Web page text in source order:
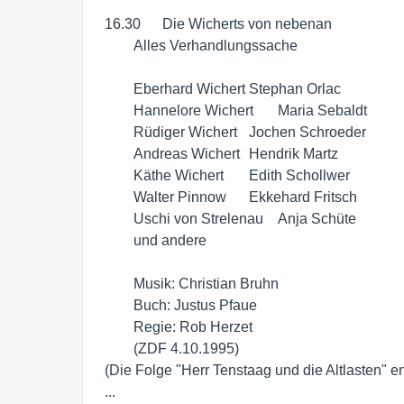
16.30	Die Wicherts von nebenan
(Die Folge "Herr Tenstaag und die Altlasten"
...